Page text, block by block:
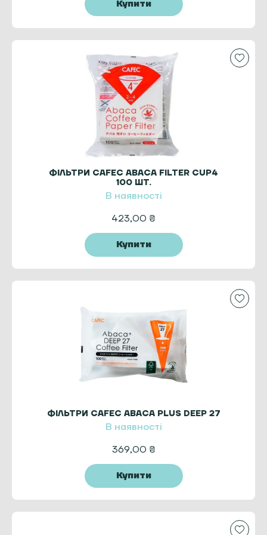
Купити
ФІЛЬТРИ CAFEC ABACA FILTER CUP4
100 ШТ.
В наявності
423,00 ₴
Купити
ФІЛЬТРИ CAFEC ABACA PLUS DEEP 27
В наявності
369,00 ₴
Купити